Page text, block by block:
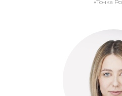
«Точка